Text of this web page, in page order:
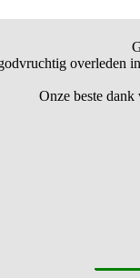
overleden
Onze beste